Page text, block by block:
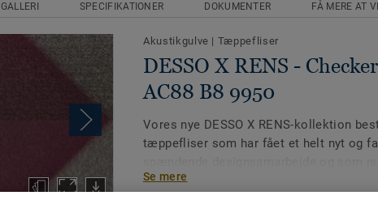
GALLERI SPECIFIKATIONER DOKUMENTER FÅ MERE AT
Akustikgulve | Tæppefliser
DESSO X RENS -
AC88 B8 9950
Vores nye DESSO X RENS-kollektion
tæppefliser som har fået et helt nyt og
men samtidig gennemtænkt mulighed
Se mere